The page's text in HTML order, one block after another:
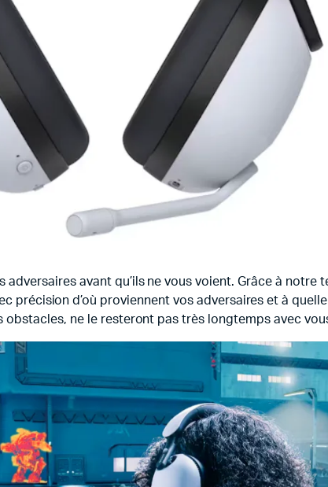
adversaires avant qu’ils ne vous voient. Grâce à
précision d’où proviennent vos adversaires et à
obstacles, ne le resteront pas très longtemps avec